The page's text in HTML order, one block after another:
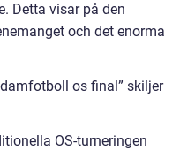
Detta visar på den
och det enorma
os final” skiljer
OS-turneringen